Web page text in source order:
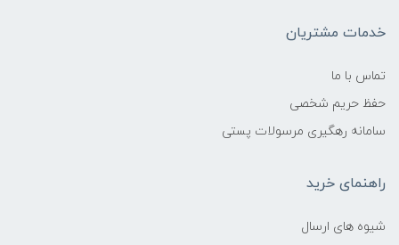
خدمات مشتریان
تماس با ما
حفظ حریم شخصی
سامانه رهگیری مرسولات پستی
راهنمای خرید
شیوه های ارسال